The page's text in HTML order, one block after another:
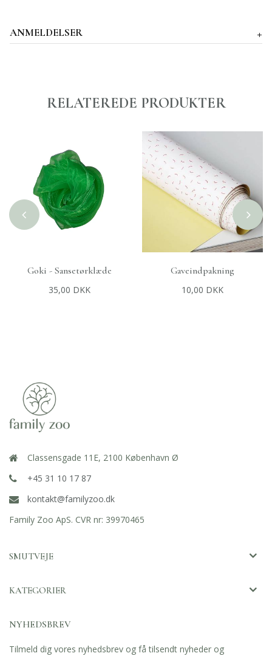
ANMELDELSER
RELATEREDE PRODUKTER
+ TILFØJ TIL KURV
Goki - Sansetørklæde
35,00 DKK
TILFØJ TIL KURV
Gaveindpakning
10,00 DKK
Classensgade 11E, 2100 København Ø
+45 31 10 17 87
kontakt@familyzoo.dk
Family Zoo ApS. CVR nr: 39970465
SMUTVEJE
KATEGORIER
NYHEDSBREV
Tilmeld dig vores nyhedsbrev og få tilsendt nyheder og